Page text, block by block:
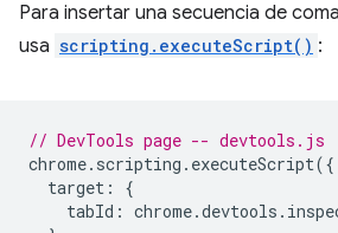
Para insertar una secuencia de
usa scripting.executeScript() :
// DevTools page -- devtools.js
chrome. scripting . executeScript({
target :
{
tabId : chrome.devtools .